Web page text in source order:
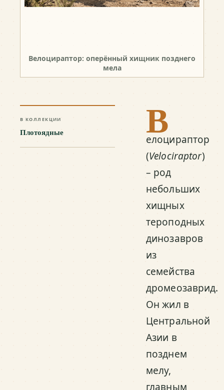
Велоцираптор: оперённый хищник позднего
мела
В КОЛЛЕКЦИИ
Плотоядные В
елоцираптор
(Velociraptor)
– род
небольших
хищных
тероподных
динозавров
из
семейства
дромеозаврид.
Он жил в
Центральной
Азии в
позднем
мелу,
главным